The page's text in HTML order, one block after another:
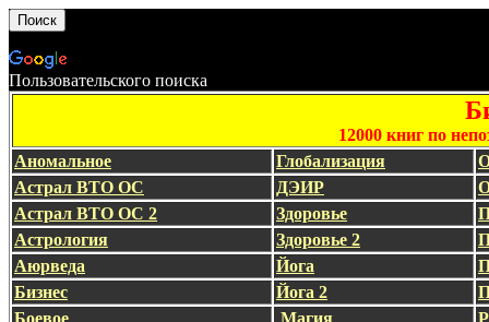
Пользовательского поиска
12000 книг по
Аномальное
Глобализация
Астрал ВТО ОС
ДЭИР
Астрал ВТО ОС 2
Здоровье
Астрология
Здоровье 2
Аюрведа
Йога
Бизнес
Йога 2
Боевое
Магия